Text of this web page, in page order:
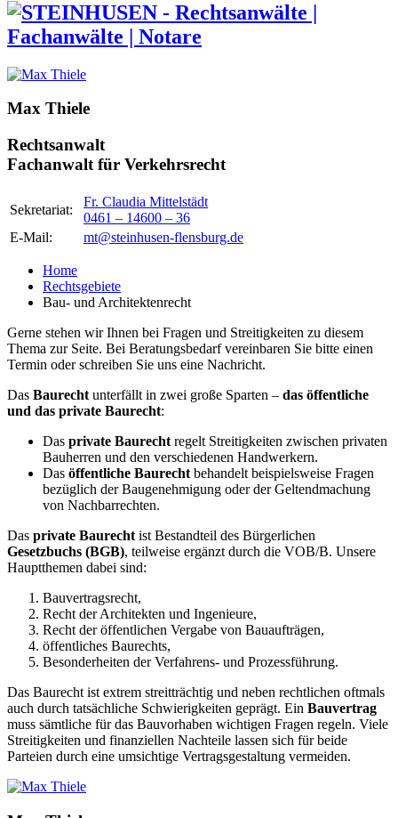
Max Thiele
Rechtsanwalt
Fachanwalt für Verkehrsrecht
Sekretariat:
Fr. Claudia Mittelstädt
0461 – 14600 – 36
E-Mail:
mt@steinhusen-flensburg.de
Home
Rechtsgebiete
Bau- und Architektenrecht
Gerne stehen wir Ihnen bei Fragen und Streitigkeiten zu diesem
Thema zur Seite. Bei Beratungsbedarf vereinbaren Sie bitte einen
Termin oder schreiben Sie uns eine Nachricht.
Das Baurecht unterfällt in zwei große Sparten – das öffentliche
und das private Baurecht:
Das private Baurecht regelt Streitigkeiten zwischen privaten
Bauherren und den verschiedenen Handwerkern.
Das öffentliche Baurecht behandelt beispielsweise Fragen
bezüglich der Baugenehmigung oder der Geltendmachung
von Nachbarrechten.
Das private Baurecht ist Bestandteil des Bürgerlichen
Gesetzbuchs (BGB), teilweise ergänzt durch die VOB/B. Unsere
Hauptthemen dabei sind:
Bauvertragsrecht,
Recht der Architekten und Ingenieure,
Recht der öffentlichen Vergabe von Bauaufträgen,
öffentliches Baurechts,
Besonderheiten der Verfahrens- und Prozessführung.
Das Baurecht ist extrem streitträchtig und neben rechtlichen oftmals
auch durch tatsächliche Schwierigkeiten geprägt. Ein Bauvertrag
muss sämtliche für das Bauvorhaben wichtigen Fragen regeln. Viele
Streitigkeiten und finanziellen Nachteile lassen sich für beide
Parteien durch eine umsichtige Vertragsgestaltung vermeiden.